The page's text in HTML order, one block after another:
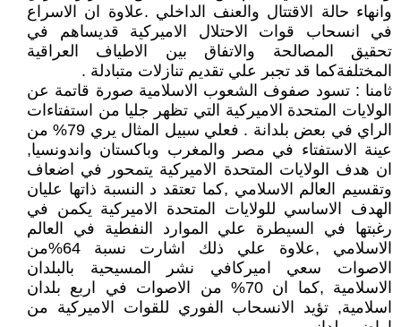
وانهاء حالة الاقتتال والعنف الداخلي .علاوة ان الاسراع
في انسحاب قوات الاحتلال الاميركية قديساهم في
تحقيق المصالحة والاتفاق بين الاطياف العراقية
المختلفةكما قد تجبر علي تقديم تنازلات متبادلة .
ثامنا : تسود صفوف الشعوب الاسلامية صورة قاتمة عن
الولايات المتحدة الاميركية التي تظهر جليا من استفتاءات
الراي في بعض بلدانة . فعلي سبيل المثال يري 79% من
عينة الاستفتاء في مصر والمغرب وباكستان واندونسيا,
ان هدف الولايات المتحدة الاميركية يتمحور في اضعاف
وتقسيم العالم الاسلامي ,كما تعتقد د النسبة ذاتها عليان
الهدف الاساسي للولايات المتحدة الاميركية يكمن في
رغبتها في السيطرة علي الموارد النفطية في العالم
الاسلامي ,علاوة علي ذلك اشارت نسبة 64%من
الاصوات سعي اميركافي نشر المسيحية بالبلدان
الاسلامية ,كما ان 70% من الاصوات في اربع بلدان
اسلامية, تؤيد الانسحاب الفوري للقوات الاميركية من